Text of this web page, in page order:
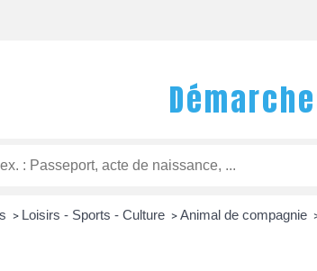
> Loisirs - Sports - Culture > Animal de compagnie